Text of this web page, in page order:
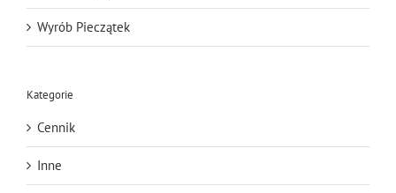
Wyrób Pieczątek
Kategorie
Cennik
Inne